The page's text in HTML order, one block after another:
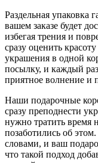
Раздельная упаковка
вашем заказе будет
избегая трения и
сразу оценить
украшения в одной
посылку, и каждый
приятное волнение и
Наши подарочные
сразу преподнести
нужно тратить время
позаботились об
словами, и ваш
что такой подход